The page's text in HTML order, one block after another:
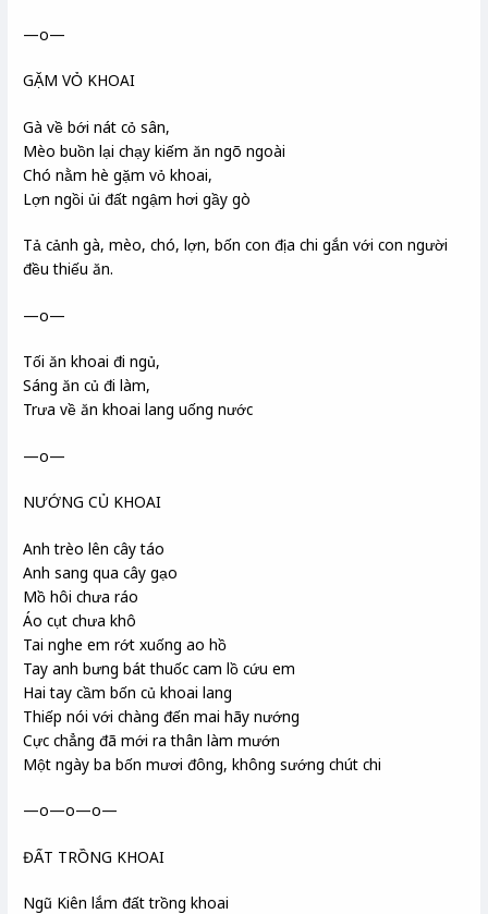
—o—
GẶM VỎ KHOAI
Gà về bới nát cỏ sân,
Mèo buồn lại chạy kiếm ăn ngõ ngoài
Chó nằm hè gặm vỏ khoai,
Lợn ngồi ủi đất ngậm hơi gầy gò
Tả cảnh gà, mèo, chó, lợn, bốn con địa chi gắn với con người
đều thiếu ăn.
—o—
Tối ăn khoai đi ngủ,
Sáng ăn củ đi làm,
Trưa về ăn khoai lang uống nước
—o—
NƯỚNG CỦ KHOAI
Anh trèo lên cây táo
Anh sang qua cây gạo
Mồ hôi chưa ráo
Áo cụt chưa khô
Tai nghe em rớt xuống ao hồ
Tay anh bưng bát thuốc cam lồ cứu em
Hai tay cầm bốn củ khoai lang
Thiếp nói với chàng đến mai hãy nướng
Cực chẳng đã mới ra thân làm mướn
Một ngày ba bốn mươi đông, không sướng chút chi
—o—o—o—
ĐẤT TRỒNG KHOAI
Ngũ Kiên lắm đất trồng khoai